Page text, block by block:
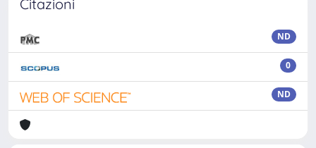
Citazioni
ND
0
ND